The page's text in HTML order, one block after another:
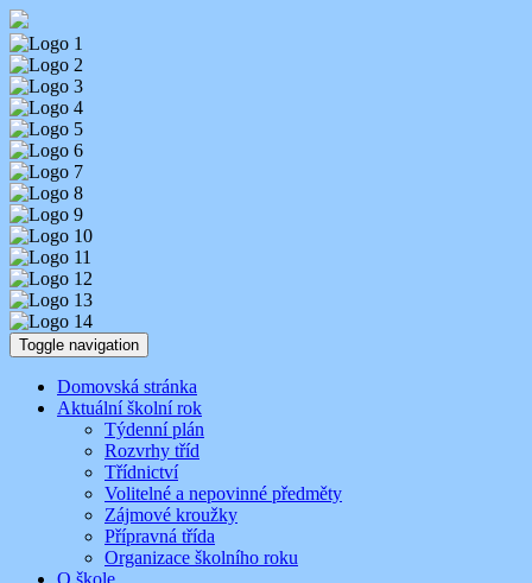
Skip
to
content
Aktuality ze školy
Základní škola Benešov, Dukelská 1818
Toggle navigation
Domovská stránka
Aktuální školní rok
Týdenní plán
Rozvrhy tříd
Třídnictví
Volitelné a nepovinné předměty
Zájmové kroužky
Přípravná třída
Organizace školního roku
O škole